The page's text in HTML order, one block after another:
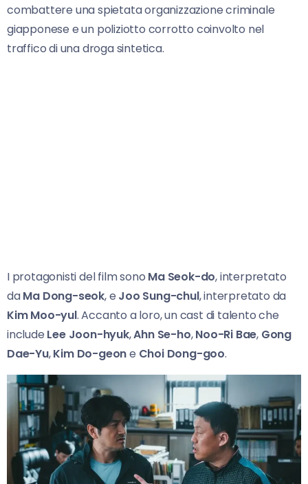
combattere una spietata organizzazione criminale
giapponese e un poliziotto corrotto coinvolto nel
traffico di una droga sintetica.
I protagonisti del film sono Ma Seok-do, interpretato
daMa Dong-seok, e Joo Sung-chul, interpretato da
Kim Moo-yul. Accanto a loro, un cast di talento che
include Lee Joon-hyuk,Ahn Se-ho,Noo-Ri Bae, Gong
Dae-Yu,Kim Do-geone Choi Dong-goo.